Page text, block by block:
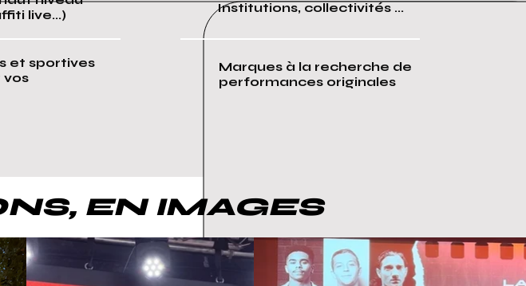
live...)
et sportives
vos
Institutions,collectivités ...
Marques à la recherche de
performances originales
EN IMAGES